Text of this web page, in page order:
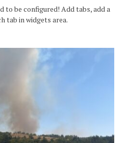
to be configured! Add tabs, add a
tab in widgets area.